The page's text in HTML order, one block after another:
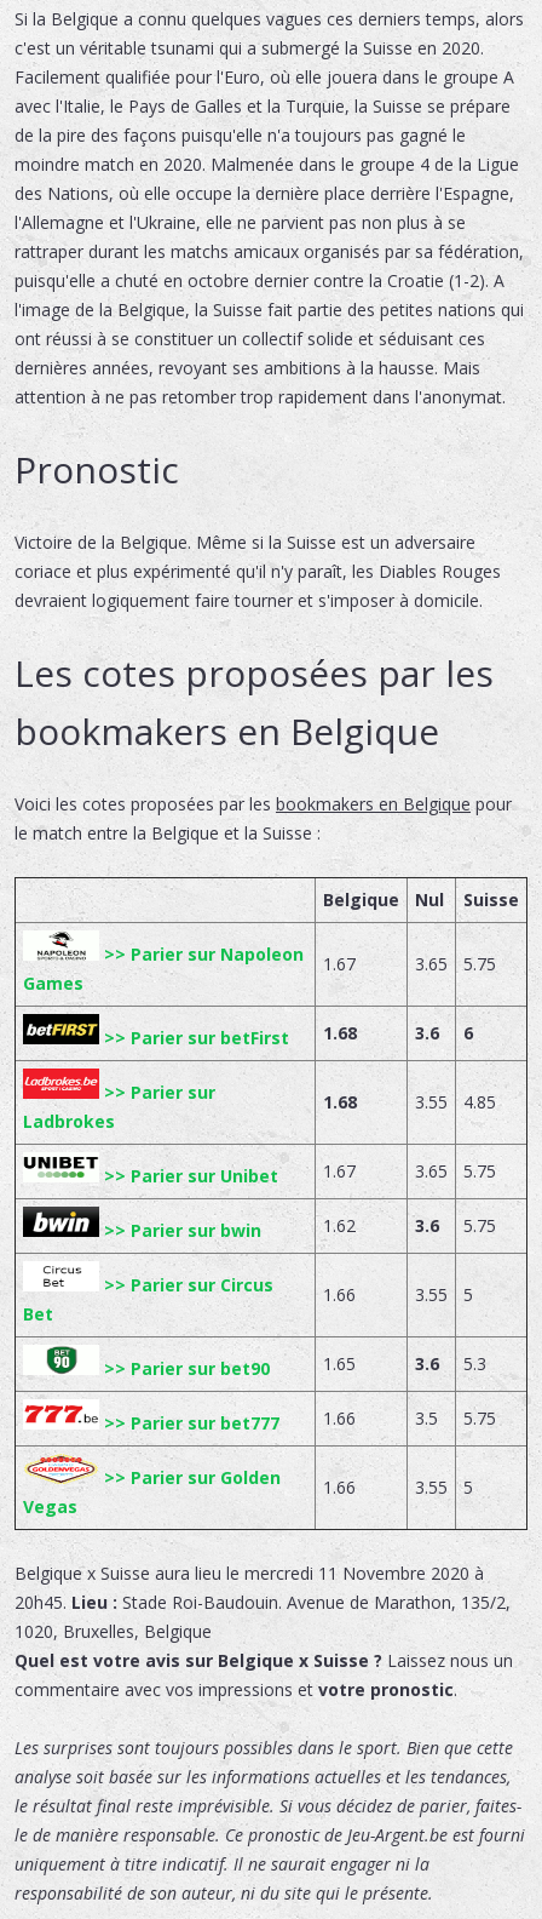
Si la Belgique a connu quelques vagues ces derniers temps, alors
c'est un véritable tsunami qui a submergé la Suisse en 2020.
Facilement qualifiée pour l'Euro, où elle jouera dans le groupe A
avec l'Italie, le Pays de Galles et la Turquie, la Suisse se prépare
de la pire des façons puisqu'elle n'a toujours pas gagné le
moindre match en 2020. Malmenée dans le groupe 4 de la Ligue
des Nations, où elle occupe la dernière place derrière l'Espagne,
l'Allemagne et l'Ukraine, elle ne parvient pas non plus à se
rattraper durant les matchs amicaux organisés par sa fédération,
puisqu'elle a chuté en octobre dernier contre la Croatie (1-2). A
l'image de la Belgique, la Suisse fait partie des petites nations qui
ont réussi à se constituer un collectif solide et séduisant ces
dernières années, revoyant ses ambitions à la hausse. Mais
attention à ne pas retomber trop rapidement dans l'anonymat.
Pronostic
Victoire de la Belgique. Même si la Suisse est un adversaire
coriace et plus expérimenté qu'il n'y paraît, les Diables Rouges
devraient logiquement faire tourner et s'imposer à domicile.
Les cotes proposées par les
bookmakers en Belgique
Voici les cotes proposées par les bookmakers en Belgiquepour
le match entre la Belgique et la Suisse :
Belgique Nul Suisse
>> Parier sur Napoleon
Games
1.67 3.65 5.75
>> Parier sur betFirst 1.68 3.6 6
>> Parier sur
Ladbrokes
1.68 3.55 4.85
>> Parier sur Unibet 1.67 3.65 5.75
>> Parier sur bwin 1.62 3.6 5.75
>> Parier sur Circus
Bet
1.66 3.55 5
>> Parier sur bet90 1.65 3.6 5.3
>> Parier sur bet777 1.66 3.5 5.75
>> Parier sur Golden
Vegas
1.66 3.55 5
Belgique x Suisse aura lieu le mercredi 11 Novembre 2020 à
20h45. Lieu : Stade Roi-Baudouin. Avenue de Marathon, 135/2,
1020, Bruxelles, Belgique
Quel est votre avis sur Belgique x Suisse ? Laissez nous un
commentaire avec vos impressions etvotre pronostic.
Les surprises sont toujours possibles dans le sport. Bien que cette
analyse soit basée sur les informations actuelles et les tendances,
le résultat final reste imprévisible. Si vous décidez de parier, faites-
le de manière responsable. Ce pronostic de Jeu-Argent.be est fourni
uniquement à titre indicatif. Il ne saurait engager ni la
responsabilité de son auteur, ni du site qui le présente.